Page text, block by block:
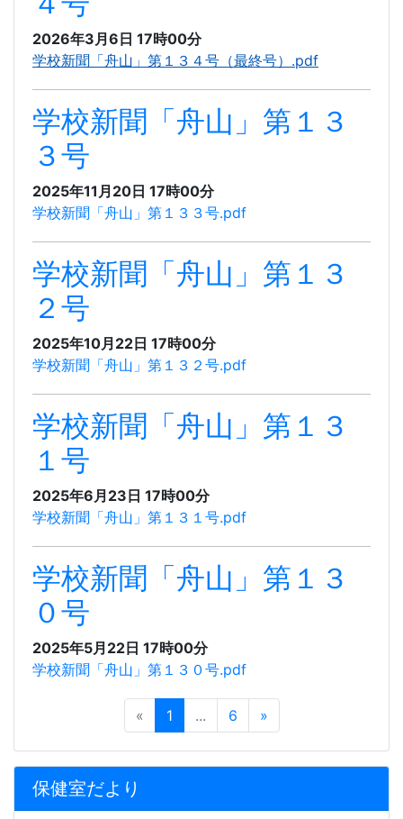
2026年3月6日 17時00分
学校新聞「舟山」第１３４号（最終号）.pdf
学校新聞「舟山」第１３
３号
2025年11月20日 17時00分
学校新聞「舟山」第１３３号.pdf
学校新聞「舟山」第１３
２号
2025年10月22日 17時00分
学校新聞「舟山」第１３２号.pdf
学校新聞「舟山」第１３
１号
2025年6月23日 17時00分
学校新聞「舟山」第１３１号.pdf
学校新聞「舟山」第１３
０号
2025年5月22日 17時00分
学校新聞「舟山」第１３０号.pdf
« 1 ... 6 »
保健室だより